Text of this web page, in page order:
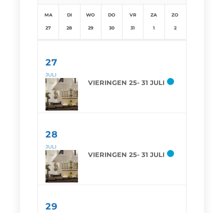
MA
27
DI
28
WO
29
DO
30
VR
31
ZA
1
ZO
2
27
JULI
VIERINGEN 25- 31 JULI
28
JULI
VIERINGEN 25- 31 JULI
29